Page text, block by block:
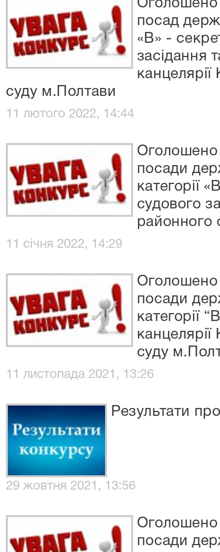
Оголошено
посад
«В» -
засідання
суду м.Полтави
11 лютого 2022, 14:44
Оголошено
посади
категорії
судового
районного
11 січня 2022, 14:29
Оголошено
посади
категорії
суду
11 листопада 2021, 13:26
Результати
29 жовтня 2021, 13:56
Оголошено
посади